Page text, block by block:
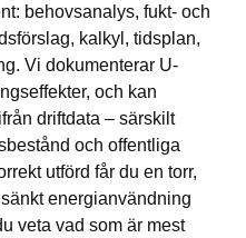
behovsanalys, fukt- och
kalkyl, tidsplan,
Vi dokumenterar U-
och kan
driftdata – särskilt
och offentliga
utförd får du en torr,
energianvändning
veta vad som är mest